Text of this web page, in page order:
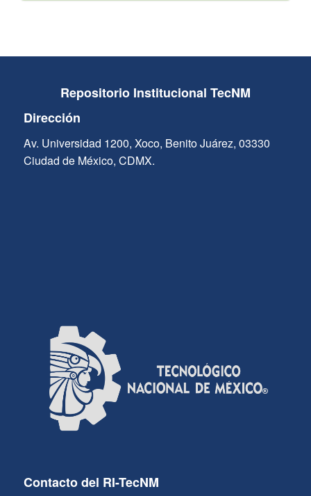
Repositorio Institucional TecNM
Dirección
Av. Universidad 1200, Xoco, Benito Juárez, 03330
Ciudad de México, CDMX.
Contacto del RI-TecNM